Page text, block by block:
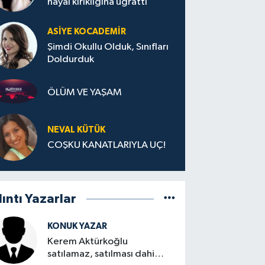
ASIYE KOCADEMİR
Şimdi Okullu Olduk, Sınıfları
Doldurduk
ÖLÜM VE YAŞAM
NEVAL KÜTÜK
COŞKU KANATLARIYLA UÇ!
Yazarlar
KONUK YAZAR
Kerem Aktürkoğlu
satılamaz, satılması dahi